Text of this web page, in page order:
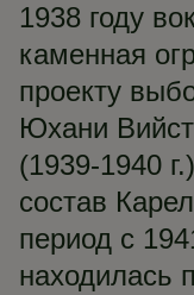
1938 году
каменная
проекту
Юхани
(1939-1940
состав
период с
находилась